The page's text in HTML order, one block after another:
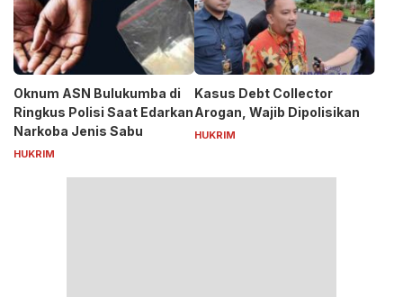
Oknum ASN Bulukumba di
Ringkus Polisi Saat Edarkan
Narkoba Jenis Sabu
HUKRIM
Kasus Debt Collector
Arogan, Wajib Dipolisikan
HUKRIM